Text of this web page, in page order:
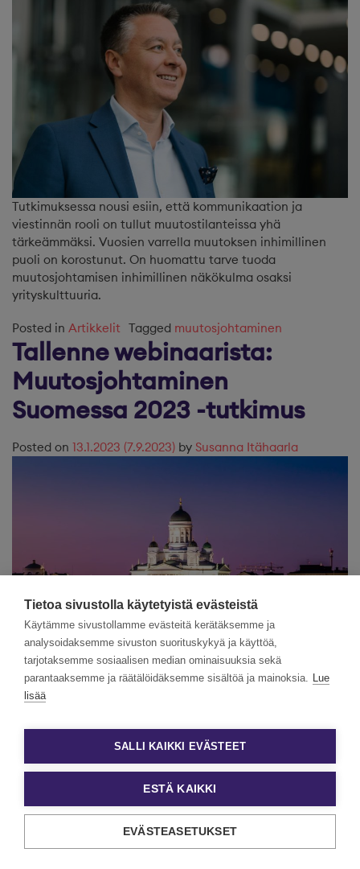
Tutkimuksessa nousi esiin, että kommunikaation ja
viestinnän rooli on tullut muutostilanteissa yhä
tärkeämmäksi. Vuosien varrella muutoksen inhimillinen
puoli on korostunut. On huomattu tarve tuoda
muutosjohtamisen inhimillinen näkökulma osaksi
yrityskulttuuria.
Posted in Artikkelit Tagged muutosjohtaminen
Tallenne webinaarista:
Muutosjohtaminen
Suomessa 2023 -tutkimus
Posted on 13.1.2023 (7.9.2023) by Susanna Itähaarla
Tervetuloa mukaan webinaariin, jossa kerromme miksi,
miten ja millä tuloksilla muutosjohtamista tehdään
Taitava johtoryhmätyö
lähtee itsetuntemuksesta
Posted on14.12.2022(20.12.2022)by Satu Olkinuora-
Tietoa sivustolla käytetyistä evästeistä
Käytämme sivustollamme evästeitä kerätäksemme ja
analysoidaksemme sivuston suorituskykyä ja käyttöä,
tarjotaksemme sosiaalisen median ominaisuuksia sekä
parantaaksemme ja räätälöidäksemme sisältöä ja mainoksia. Lue
lisää
SALLI KAIKKI EVÄSTEET
ESTÄ KAIKKI
EVÄSTEASETUKSET